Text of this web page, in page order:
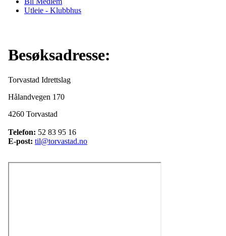
Utleie - Klubbhus
Besøksadresse:
Torvastad Idrettslag
Hålandvegen 170
4260 Torvastad
Telefon: 52 83 95 16
E-post: til@torvastad.no